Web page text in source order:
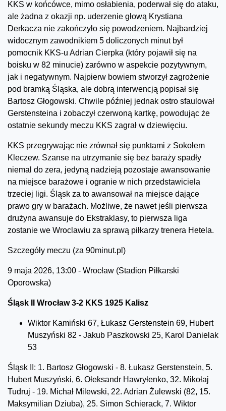
KKS w końcówce, mimo osłabienia, poderwał się do ataku,
ale żadna z okazji np. uderzenie głową Krystiana
Derkacza nie zakończyło się powodzeniem. Najbardziej
widocznym zawodnikiem 5 doliczonych minut był
pomocnik KKS-u Adrian Cierpka (który pojawił się na
boisku w 82 minucie) zarówno w aspekcie pozytywnym,
jak i negatywnym. Najpierw bowiem stworzył zagrożenie
pod bramką Śląska, ale dobrą interwencją popisał się
Bartosz Głogowski. Chwile później jednak ostro sfaulował
Gerstensteina i zobaczył czerwoną kartkę, powodując że
ostatnie sekundy meczu KKS zagrał w dziewięciu.
KKS przegrywając nie zrównał się punktami z Sokołem
Kleczew. Szanse na utrzymanie się bez baraży spadły
niemal do zera, jedyną nadzieją pozostaje awansowanie
na miejsce barażowe i ogranie w nich przedstawiciela
trzeciej ligi. Śląsk za to awansował na miejsce dające
prawo gry w barażach. Możliwe, że nawet jeśli pierwsza
drużyna awansuje do Ekstraklasy, to pierwsza liga
zostanie we Wroclawiu za sprawą piłkarzy trenera Hetela.
Szczegóły meczu (za 90minut.pl)
9 maja 2026, 13:00 - Wrocław (Stadion Piłkarski
Oporowska)
Śląsk II Wrocław 3-2 KKS 1925 Kalisz
Wiktor Kamiński 67, Łukasz Gerstenstein 69, Hubert
Muszyński 82 - Jakub Paszkowski 25, Karol Danielak
53
Śląsk II: 1. Bartosz Głogowski - 8. Łukasz Gerstenstein, 5.
Hubert Muszyński, 6. Ołeksandr Hawryłenko, 32. Mikołaj
Tudruj - 19. Michał Milewski, 22. Adrian Żulewski (82, 15.
Maksymilian Dziuba), 25. Simon Schierack, 7. Wiktor